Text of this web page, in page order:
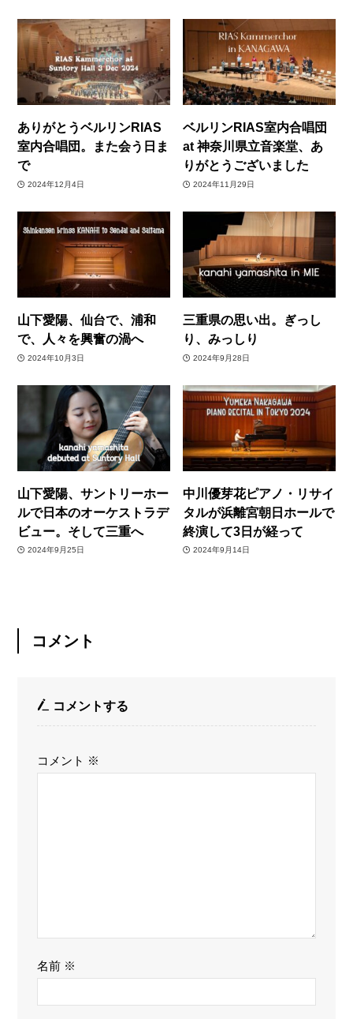
ありがとうベルリンRIAS
室内合唱団。また会う日ま
で
2024年12月4日
ベルリンRIAS室内合唱団
at 神奈川県立音楽堂、あ
りがとうございました
2024年11月29日
山下愛陽、仙台で、浦和
で、人々を興奮の渦へ
2024年10月3日
三重県の思い出。ぎっし
り、みっしり
2024年9月28日
山下愛陽、サントリーホー
ルで日本のオーケストラデ
ビュー。そして三重へ
2024年9月25日
中川優芽花ピアノ・リサイ
タルが浜離宮朝日ホールで
終演して3日が経って
2024年9月14日
コメント
コメントする
コメント ※
名前 ※